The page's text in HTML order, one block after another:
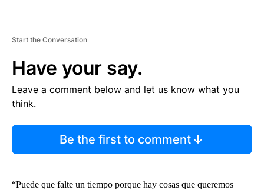
Start the Conversation
Have your say.
Leave a comment below and let us know what you
think.
Be the first to comment
“Puede que falte un tiempo porque hay cosas que queremos